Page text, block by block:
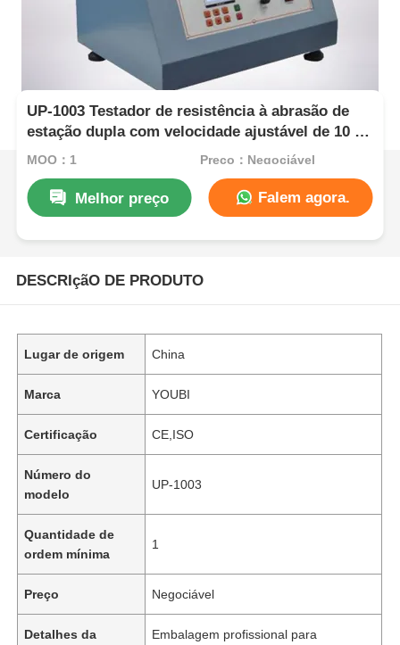
UP-1003 Testador de resistência à abrasão de
estação dupla com velocidade ajustável de 10 a
60 ciclos / min e borracha multifuncional, pano
MOQ：1 Preço：Negociável
Melhor preço Falem agora.
DESCRIçãO DE PRODUTO
Lugar de origem China
Marca YOUBI
Certificação CE,ISO
Número do
modelo
UP-1003
Quantidade de
ordem mínima
1
Preço Negociável
Detalhes da
Embalagem profissional para